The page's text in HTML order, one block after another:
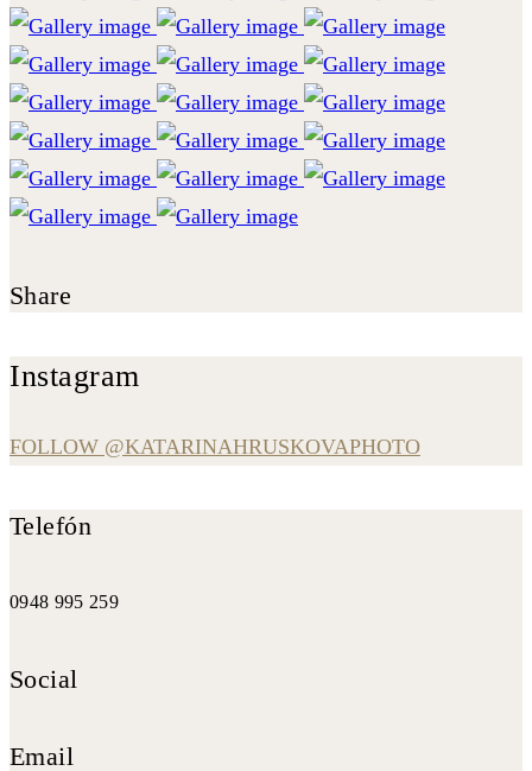
Share
Instagram
FOLLOW @KATARINAHRUSKOVAPHOTO
Telefón
0948 995 259
Social
Email